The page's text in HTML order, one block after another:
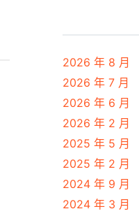
2026 年 8 月
2026 年 7 月
2026 年 6 月
2026 年 2 月
2025 年 5 月
2025 年 2 月
2024 年 9 月
2024 年 3 月